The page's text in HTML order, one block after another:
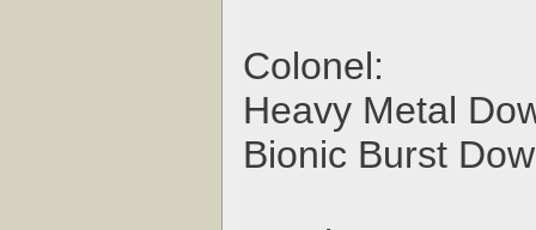
Colonel:
Heavy Metal
Bionic Burst